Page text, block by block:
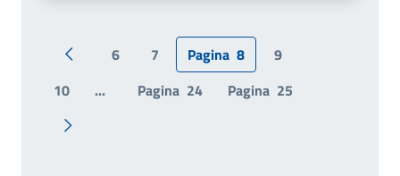
Pagina precedente
6 7 Pagina 8
9
10
... Pagina 24 Pagina 25
Pagina successiva